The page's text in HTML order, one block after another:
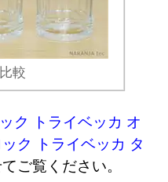
較
ク トライベッカ オ
ク トライベッカ タ
ご覧ください。